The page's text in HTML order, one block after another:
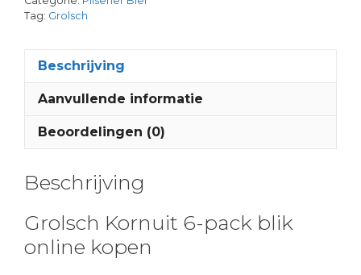
Tag: Grolsch
Beschrijving
Aanvullende informatie
Beoordelingen (0)
Beschrijving
Grolsch Kornuit 6-pack blik
online kopen